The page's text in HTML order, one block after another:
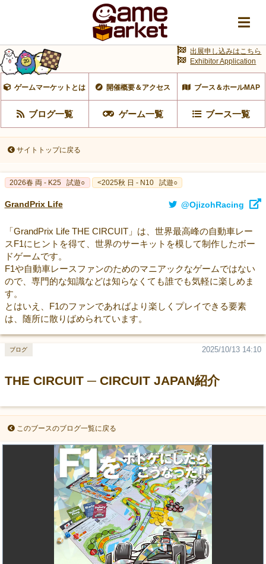
ゲームマーケットとは 開催概要＆アクセス ブース＆ホールMAP
ブログ一覧 ゲーム一覧 ブース一覧
出展申し込みはこちら
Exhibitor Application
サイトトップに戻る
2026春 両 - K25 試遊○ <2025秋 日 - N10 試遊○
GrandPrix Life @OjizohRacing
「GrandPrix Life THE CIRCUIT」は、世界最高峰の自動車レー
スF1にヒントを得て、世界のサーキットを模して制作したボー
ドゲームです。
F1や自動車レースファンのためのマニアックなゲームではない
ので、専門的な知識などは知らなくても誰でも気軽に楽しめま
す。
とはいえ、F1のファンであればより楽しくプレイできる要素
は、随所に散りばめられています。
THE CIRCUIT ─ CIRCUIT JAPAN紹介
2025/10/13 14:10
ブログ
このブースのブログ一覧に戻る